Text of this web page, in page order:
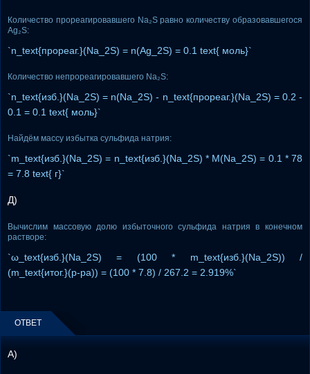
Количество прореагировавшего Na₂S равно количеству образовавшегося
Ag₂S:
`n_text{прореаг.}(Na_2S) = n(Ag_2S) = 0.1 text{ моль}`
Количество непрореагировавшего Na₂S:
`n_text{изб.}(Na_2S) = n(Na_2S) - n_text{прореаг.}(Na_2S) = 0.2 -
0.1 = 0.1 text{ моль}`
Найдём массу избытка сульфида натрия:
`m_text{изб.}(Na_2S) = n_text{изб.}(Na_2S) * M(Na_2S) = 0.1 * 78
= 7.8 text{ г}`
Д)
Вычислим массовую долю избыточного сульфида натрия в конечном
растворе:
`ω_text{изб.}(Na_2S) = (100 * m_text{изб.}(Na_2S)) /
(m_text{итог.}(р-ра)) = (100 * 7.8) / 267.2 = 2.919%`
ОТВЕТ
А)